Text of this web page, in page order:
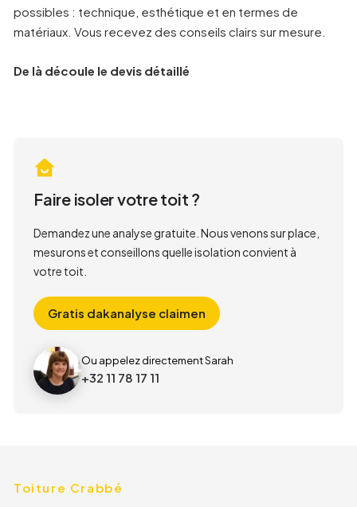
possibles : technique, esthétique et en termes de
matériaux. Vous recevez des conseils clairs sur mesure.
De là découle le devis détaillé
Faire isoler votre toit ?
Demandez une analyse gratuite. Nous venons sur place,
mesurons et conseillons quelle isolation convient à
votre toit.
Gratis dakanalyse claimen
Ou appelez directement Sarah
+32 11 78 17 11
Toiture Crabbé